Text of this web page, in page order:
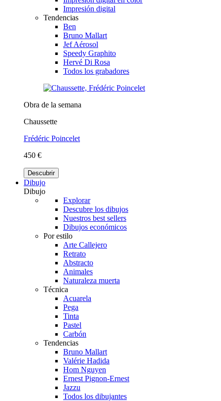
Impresión digital
Tendencias
Ben
Bruno Mallart
Jef Aérosol
Speedy Graphito
Hervé Di Rosa
Todos los grabadores
Obra de la semana
Chaussette
Frédéric Poincelet
450 €
Descubrir
Dibujo
Dibujo
Explorar
Descubre los dibujos
Nuestros best sellers
Dibujos económicos
Por estilo
Arte Callejero
Retrato
Abstracto
Animales
Naturaleza muerta
Técnica
Acuarela
Pega
Tinta
Pastel
Carbón
Tendencias
Bruno Mallart
Valérie Hadida
Hom Nguyen
Ernest Pignon-Ernest
Jazzu
Todos los dibujantes